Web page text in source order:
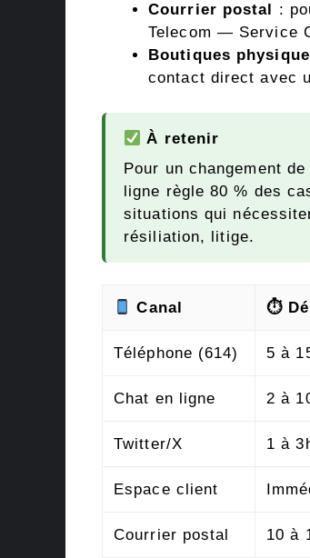
Courrier postal
:
Telecom — Service
Boutiques
contact direct avec
À retenir
Pour un changement
ligne règle 80 % des
situations qui
résiliation, litige.
Canal ⏱
Téléphone (614) 5 à
Chat en ligne 2 à
Twitter/X 1 à
Espace client
Courrier postal 10 à